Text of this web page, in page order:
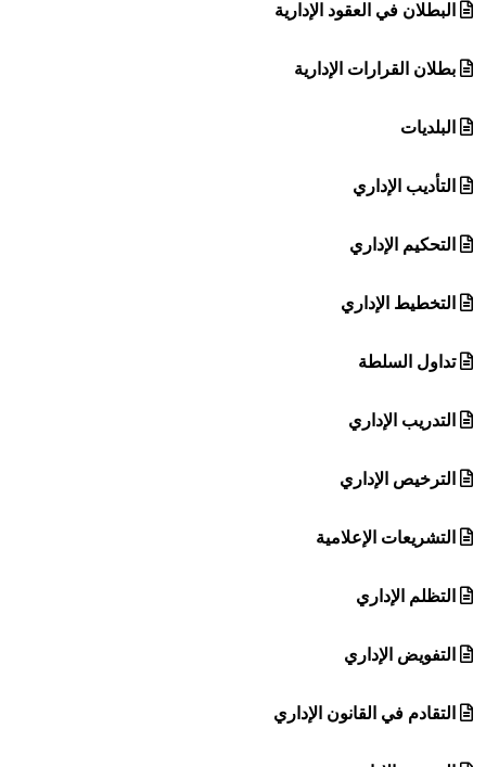
البطلان في العقود الإدارية
بطلان القرارات الإدارية
البلديات
التأديب الإداري
التحكيم الإداري
التخطيط الإداري
تداول السلطة
التدريب الإداري
الترخيص الإداري
التشريعات الإعلامية
التظلم الإداري
التفويض الإداري
التقادم في القانون الإداري